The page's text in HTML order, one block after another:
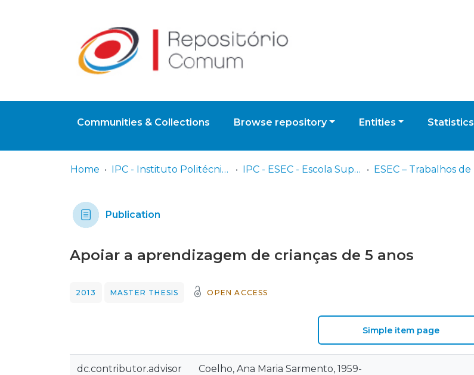
Communities & Collections Browse repository Entities Statistics
Home IPC - Instituto Politécnico de Coimbra IPC - ESEC - Escola Superior de Educação de Coimbra
Publication
Apoiar a aprendizagem de crianças de 5 anos
2013 MASTER THESIS OPEN ACCESS
Simple item page
dc.contributor.advisor Coelho, Ana Maria Sarmento, 1959-